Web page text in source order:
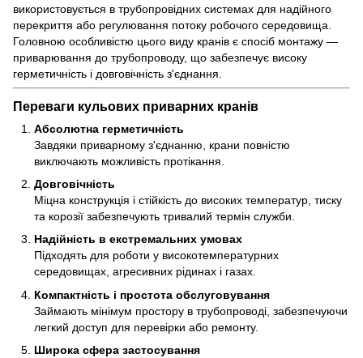
використовується в трубопровідних системах для надійного
перекриття або регулювання потоку робочого середовища.
Головною особливістю цього виду кранів є спосіб монтажу —
приварювання до трубопроводу, що забезпечує високу
герметичність і довговічність з'єднання.
Переваги кульових приварних кранів
Абсолютна герметичність
Завдяки приварному з'єднанню, крани повністю
виключають можливість протікання.
Довговічність
Міцна конструкція і стійкість до високих температур, тиску
та корозії забезпечують тривалий термін служби.
Надійність в екстремальних умовах
Підходять для роботи у високотемпературних
середовищах, агресивних рідинах і газах.
Компактність і простота обслуговування
Займають мінімум простору в трубопроводі, забезпечуючи
легкий доступ для перевірки або ремонту.
Широка сфера застосування